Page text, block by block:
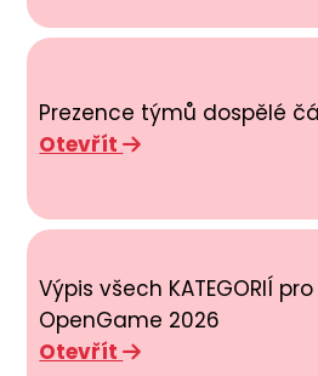
Prezence týmů dospělé
Otevřít
Výpis všech KATEGORIÍ
OpenGame 2026
Otevřít